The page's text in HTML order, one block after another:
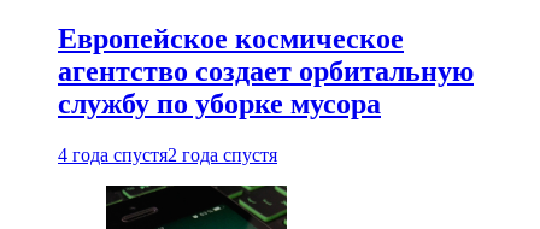
Европейское космическое
агентство создает орбитальную
службу по уборке мусора
4 года спустя2 года спустя